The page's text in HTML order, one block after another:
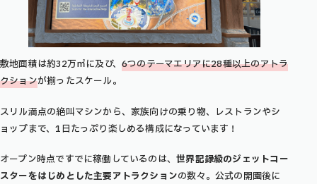
敷地面積は約32万㎡に及び、6つのテーマエリアに28種以上のアトラ
クションが揃ったスケール。
スリル満点の絶叫マシンから、家族向けの乗り物、レストランやシ
ョップまで、1日たっぷり楽しめる構成になっています！
オープン時点ですでに稼働しているのは、世界記録級のジェットコー
スターをはじめとした主要アトラクションの数々。公式の開園後に